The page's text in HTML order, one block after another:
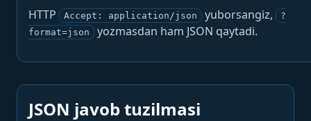
HTTP
Accept: application/json yuborsangiz,
?
format=json
yozmasdan ham JSON qaytadi.
JSON javob tuzilmasi